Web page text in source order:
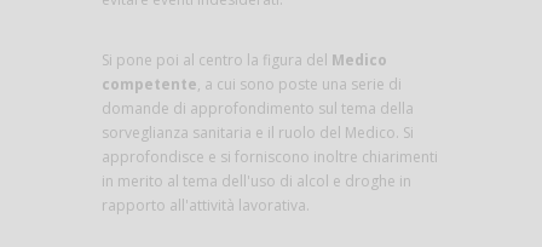
Si pone poi al centro la figura del Medico
competente, a cui sono poste una serie di
domande di approfondimento sul tema della
sorveglianza sanitaria e il ruolo del Medico. Si
approfondisce e si forniscono inoltre chiarimenti
in merito al tema dell'uso di alcol e droghe in
rapporto all'attività lavorativa.